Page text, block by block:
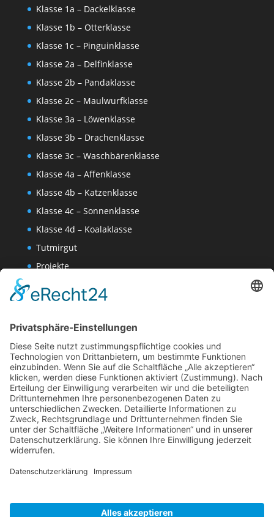
Klasse 1a – Dackelklasse
Klasse 1b – Otterklasse
Klasse 1c – Pinguinklasse
Klasse 2a – Delfinklasse
Klasse 2b – Pandaklasse
Klasse 2c – Maulwurfklasse
Klasse 3a – Löwenklasse
Klasse 3b – Drachenklasse
Klasse 3c – Waschbärenklasse
Klasse 4a – Affenklasse
Klasse 4b – Katzenklasse
Klasse 4c – Sonnenklasse
Klasse 4d – Koalaklasse
Tutmirgut
Projekte
Wissenschaften-AG
Datenschutzerklärung
Website Administration
Datenschutzerklärung